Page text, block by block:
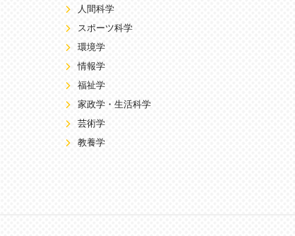
人間科学
スポーツ科学
環境学
情報学
福祉学
家政学・生活科学
芸術学
教養学